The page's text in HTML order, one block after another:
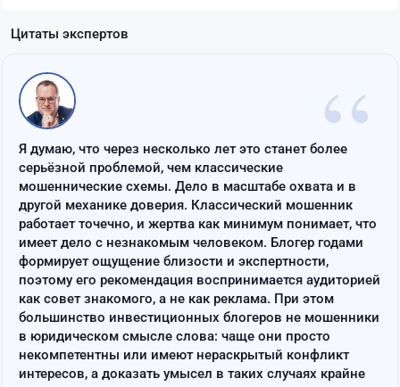
Цитаты экспертов
“
Я думаю, что через несколько лет это станет более
серьёзной проблемой, чем классические
мошеннические схемы. Дело в масштабе охвата и в
другой механике доверия. Классический мошенник
работает точечно, и жертва как минимум понимает, что
имеет дело с незнакомым человеком. Блогер годами
формирует ощущение близости и экспертности,
поэтому его рекомендация воспринимается аудиторией
как совет знакомого, а не как реклама. При этом
большинство инвестиционных блогеров не мошенники
в юридическом смысле слова: чаще они просто
некомпетентны или имеют нераскрытый конфликт
интересов, а доказать умысел в таких случаях крайне